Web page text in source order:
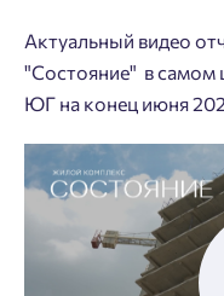
Актуальный видео
"Состояние" в
ЮГ на конец июня